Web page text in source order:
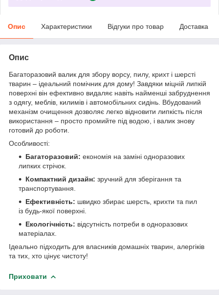
Опис Характеристики Відгуки про товар Доставка
Опис
Багаторазовий валик для збору ворсу, пилу, крихт і шерсті
тварин – ідеальний помічник для дому! Завдяки міцній липкій
поверхні він ефективно видаляє навіть найменші забруднення
з одягу, меблів, килимів і автомобільних сидінь. Вбудований
механізм очищення дозволяє легко відновити липкість після
використання – просто промийте під водою, і валик знову
готовий до роботи.
Особливості:
Багаторазовий: економія на заміні одноразових
липких стрічок.
Компактний дизайн: зручний для зберігання та
транспортування.
Ефективність: швидко збирає шерсть, крихти та пил
із будь-якої поверхні.
Екологічність: відсутність потреби в одноразових
матеріалах.
Ідеально підходить для власників домашніх тварин, алергіків
та тих, хто цінує чистоту!
Приховати